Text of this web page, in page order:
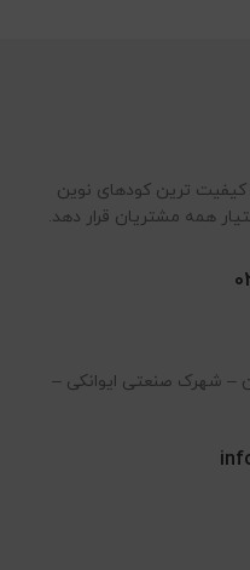
ترین کودهای نوین
همه مشتریان قرار دهد.
50 جاده خاوران – شهرک صنعتی ایوانکی –